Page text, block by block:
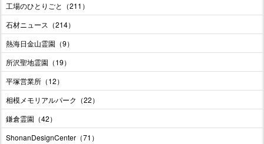
工場のひとりごと（211）
石材ニュース（214）
熱海日金山霊園（9）
所沢聖地霊園（19）
平塚営業所（12）
相模メモリアルパーク（22）
鎌倉霊園（42）
ShonanDesignCenter（71）